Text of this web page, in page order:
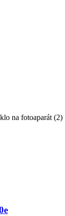
na fotoaparát (2)